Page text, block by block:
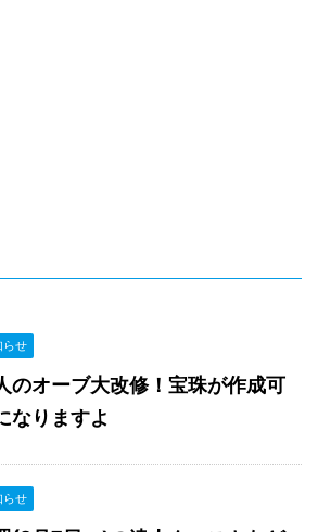
らせ
のオーブ大改修！宝珠が作成可
なりますよ
らせ